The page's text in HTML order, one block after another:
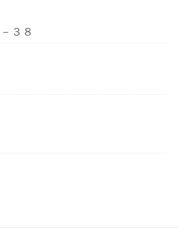
３８